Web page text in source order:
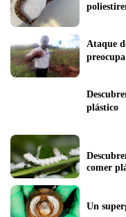
Ataque
plástico
comer
Un